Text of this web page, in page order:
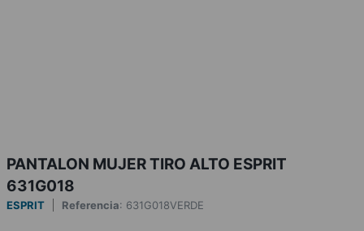
PANTALON MUJER TIRO ALTO ESPRIT
631G018
ESPRIT Referencia: 631G018VERDE